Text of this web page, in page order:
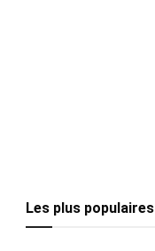
Les plus populaires